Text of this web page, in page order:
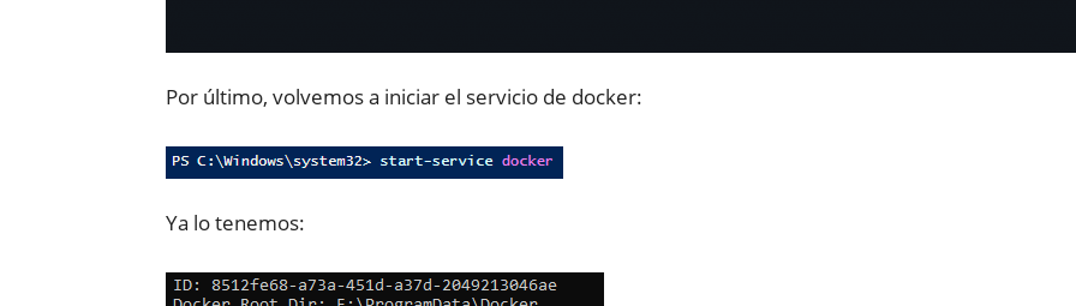
Por último, volvemos a iniciar el servicio de docker:
Ya lo tenemos: